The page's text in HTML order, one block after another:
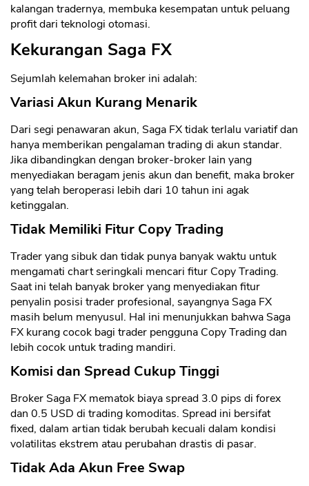
kalangan tradernya, membuka kesempatan untuk peluang
profit dari teknologi otomasi.
Kekurangan Saga FX
Sejumlah kelemahan broker ini adalah:
Variasi Akun Kurang Menarik
Dari segi penawaran akun, Saga FX tidak terlalu variatif dan
hanya memberikan pengalaman trading di akun standar.
Jika dibandingkan dengan broker-broker lain yang
menyediakan beragam jenis akun dan benefit, maka broker
yang telah beroperasi lebih dari 10 tahun ini agak
ketinggalan.
Tidak Memiliki Fitur Copy Trading
Trader yang sibuk dan tidak punya banyak waktu untuk
mengamati chart seringkali mencari fitur Copy Trading.
Saat ini telah banyak broker yang menyediakan fitur
penyalin posisi trader profesional, sayangnya Saga FX
masih belum menyusul. Hal ini menunjukkan bahwa Saga
FX kurang cocok bagi trader pengguna Copy Trading dan
lebih cocok untuk trading mandiri.
Komisi dan Spread Cukup Tinggi
Broker Saga FX mematok biaya spread 3.0 pips di forex
dan 0.5 USD di trading komoditas. Spread ini bersifat
fixed, dalam artian tidak berubah kecuali dalam kondisi
volatilitas ekstrem atau perubahan drastis di pasar.
Tidak Ada Akun Free Swap